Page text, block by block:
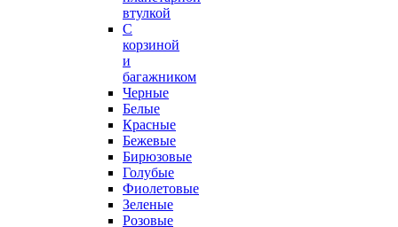
втулкой
С
корзиной
и
багажником
Черные
Белые
Красные
Бежевые
Бирюзовые
Голубые
Фиолетовые
Зеленые
Розовые